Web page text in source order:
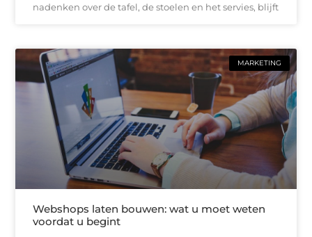
nadenken over de tafel, de stoelen en het servies, blijft
MARKETING
Webshops laten bouwen: wat u moet weten
voordat u begint